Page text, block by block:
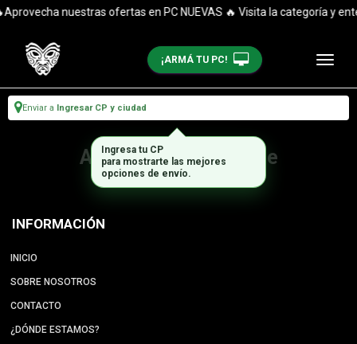
nuestras ofertas en PC NUEVAS 🔥 Visita la categoría y
¡ARMÁ TU PC!
Enviar a Ingresar CP y ciudad
Artículo no disponible
INFORMACIÓN
INICIO
SOBRE NOSOTROS
CONTACTO
¿DÓNDE ESTAMOS?
Ingresa tu CP
para mostrarte las mejores
opciones de envío.